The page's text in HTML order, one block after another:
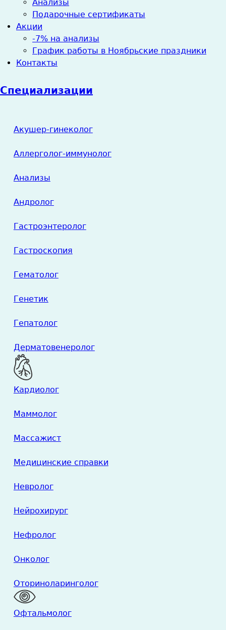
Анализы
Подарочные сертификаты
Акции
-7% на анализы
График работы в Ноябрьские праздники
Контакты
Специализации
Акушер-гинеколог
Аллерголог-иммунолог
Анализы
Андролог
Гастроэнтеролог
Гастроскопия
Гематолог
Генетик
Гепатолог
Дерматовенеролог
Кардиолог
Маммолог
Массажист
Медицинские справки
Невролог
Нейрохирург
Нефролог
Онколог
Оториноларинголог
Офтальмолог